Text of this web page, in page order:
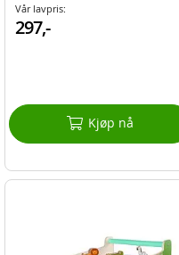
Vår lavpris:
297,-
Kjøp nå